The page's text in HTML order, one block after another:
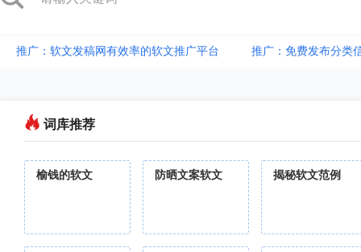
推广：软文发稿网有效率的软文推广平台 推广：免费发布分类
词库推荐
榆钱的软文 防晒文案软文 揭秘软文范例